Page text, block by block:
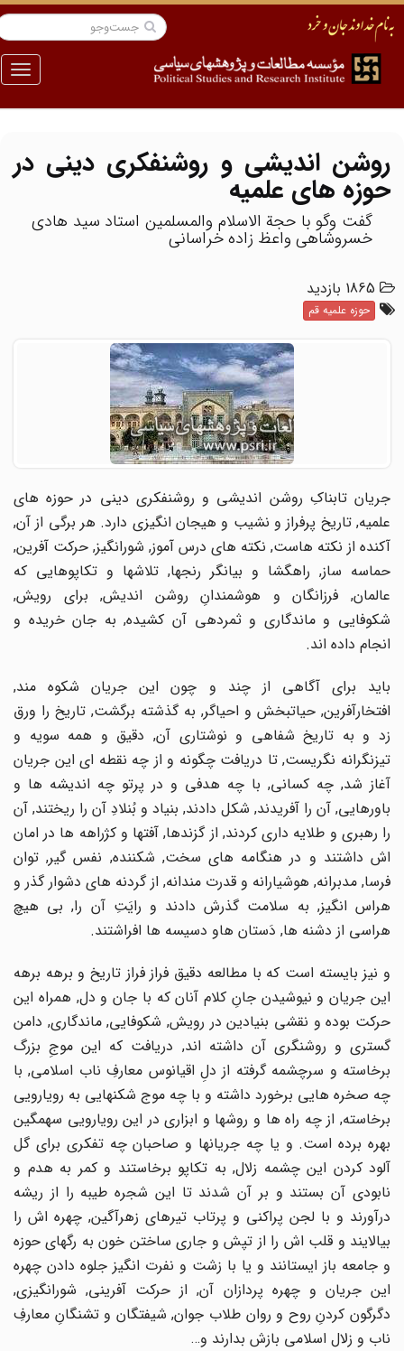
منو
روشن اندیشى و روشنفکرى دینى در
حوزه هاى علمیه
گفت وگو با حجة الاسلام والمسلمين استاد سيد هادى
خسروشاهى واعظ زاده خراسانی
1865 بازدید
حوزه علمیه قم
جریان تابناکِ روشن اندیشى و روشنفکرى دینى در حوزه هاى
علمیه, تاریخ پرفراز و نشیب و هیجان انگیزى دارد. هر برگى از آن,
آکنده از نکته هاست, نکته هاى درس آموز, شورانگیز, حرکت آفرین,
حماسه ساز, راهگشا و بیانگر رنجها, تلاشها و تکاپوهایى که
عالمان, فرزانگان و هوشمندانِ روشن اندیش, براى رویش,
شکوفایى و ماندگارى و ثمردهى آن کشیده, به جان خریده و
انجام داده اند.
باید براى آگاهى از چند و چون این جریان شکوه مند,
افتخارآفرین, حیاتبخش و احیاگر, به گذشته برگشت, تاریخ را ورق
زد و به تاریخ شفاهى و نوشتارى آن, دقیق و همه سویه و
تیزنگرانه نگریست, تا دریافت چگونه و از چه نقطه اى این جریان
آغاز شد, چه کسانى, با چه هدفى و در پرتو چه اندیشه ها و
باورهایى, آن را آفریدند, شکل دادند, بنیاد و بُنلادِ آن را ریختند, آن
را رهبرى و طلایه دارى کردند, از گزندها, آفتها و کژراهه ها در امان
اش داشتند و در هنگامه هاى سخت, شکننده, نفس گیر, توان
فرسا, مدبرانه, هوشیارانه و قدرت مندانه, از گردنه هاى دشوار گذر و
هراس انگیز, به سلامت گذرش دادند و رایَتِ آن را, بى هیچ
هراسى از دشنه ها, دَستان هاو دسیسه ها افراشتند.
و نیز بایسته است که با مطالعه دقیق فراز فراز تاریخ و برهه برهه
این جریان و نیوشیدن جانِ کلام آنان که با جان و دل, همراه این
حرکت بوده و نقشى بنیادین در رویش, شکوفایى, ماندگارى, دامن
گسترى و روشنگرى آن داشته اند, دریافت که این موجِ بزرگ
برخاسته و سرچشمه گرفته از دلِ اقیانوس معارفِ ناب اسلامى, با
چه صخره هایى برخورد داشته و با چه موج شکنهایى به رویارویى
برخاسته, از چه راه ها و روشها و ابزارى در این رویارویى سهمگین
بهره برده است. و یا چه جریانها و صاحبان چه تفکرى براى گل
آلود کردن این چشمه زلال, به تکاپو برخاستند و کمر به هدم و
نابودى آن بستند و بر آن شدند تا این شجره طیبه را از ریشه
درآورند و با لجن پراکنى و پرتاب تیرهاى زهرآگین, چهره اش را
بیالایند و قلب اش را از تپش و جارى ساختن خون به رگهاى حوزه
و جامعه باز ایستانند و یا با زشت و نفرت انگیز جلوه دادن چهره
این جریان و چهره پردازان آن, از حرکت آفرینى, شورانگیزى,
دگرگون کردنِ روح و روان طلاب جوان, شیفتگان و تشنگانِ معارفِ
ناب و زلال اسلامى بازش بدارند و…